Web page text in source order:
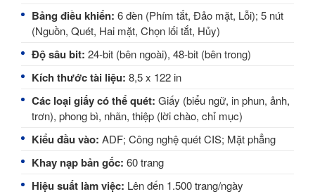
Bảng điều khiển: 6 đèn (Phím tắt, Đảo mặt, Lỗi); 5 nút
(Nguồn, Quét, Hai mặt, Chọn lối tắt, Hủy)
Độ sâu bit: 24-bit (bên ngoài), 48-bit (bên trong)
Kích thước tài liệu: 8,5 x 122 in
Các loại giấy có thể quét: Giấy (biểu ngữ, in phun, ảnh,
trơn), phong bì, nhãn, thiệp (lời chào, chỉ mục)
Kiểu đầu vào: ADF; Công nghệ quét CIS; Mặt phẳng
Khay nạp bản gốc: 60 trang
Hiệu suất làm việc: Lên đến 1.500 trang/ngày